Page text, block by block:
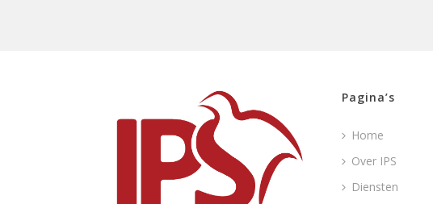
Pagina’s
Home
Over IPS
Diensten